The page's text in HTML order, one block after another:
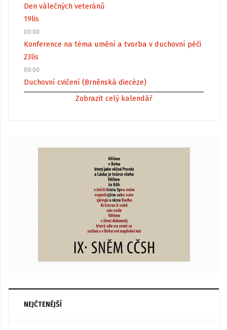
Den válečných veteránů
19lis
00:00
Konference na téma umění a tvorba v duchovní péči
23lis
00:00
Duchovní cvičení (Brněnská diecéze)
Zobrazit celý kalendář
NEJČTENĚJŠÍ